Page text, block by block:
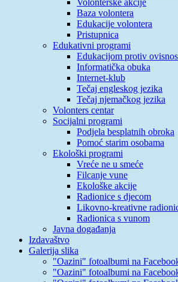
Baza volontera
Edukacije volontera
Pristupnica
Edukativni programi
Edukacijom protiv
Informatička obuka
Internet-klub
Tečaj engleskog jezika
Tečaj njemačkog jezika
Volonters centar
Socijalni programi
Podjela besplatnih obroka
Pomoć starim osobama
Ekološki programi
Vreće ne u smeće
Filcanje vune
Ekološke akcije
Radionice s djecom
Likovno-kreativne
Radionica s vunom
Javna događanja
Izdavaštvo
Galerija slika
"Oazini" fotoalbumi na
"Oazini" fotoalbumi na